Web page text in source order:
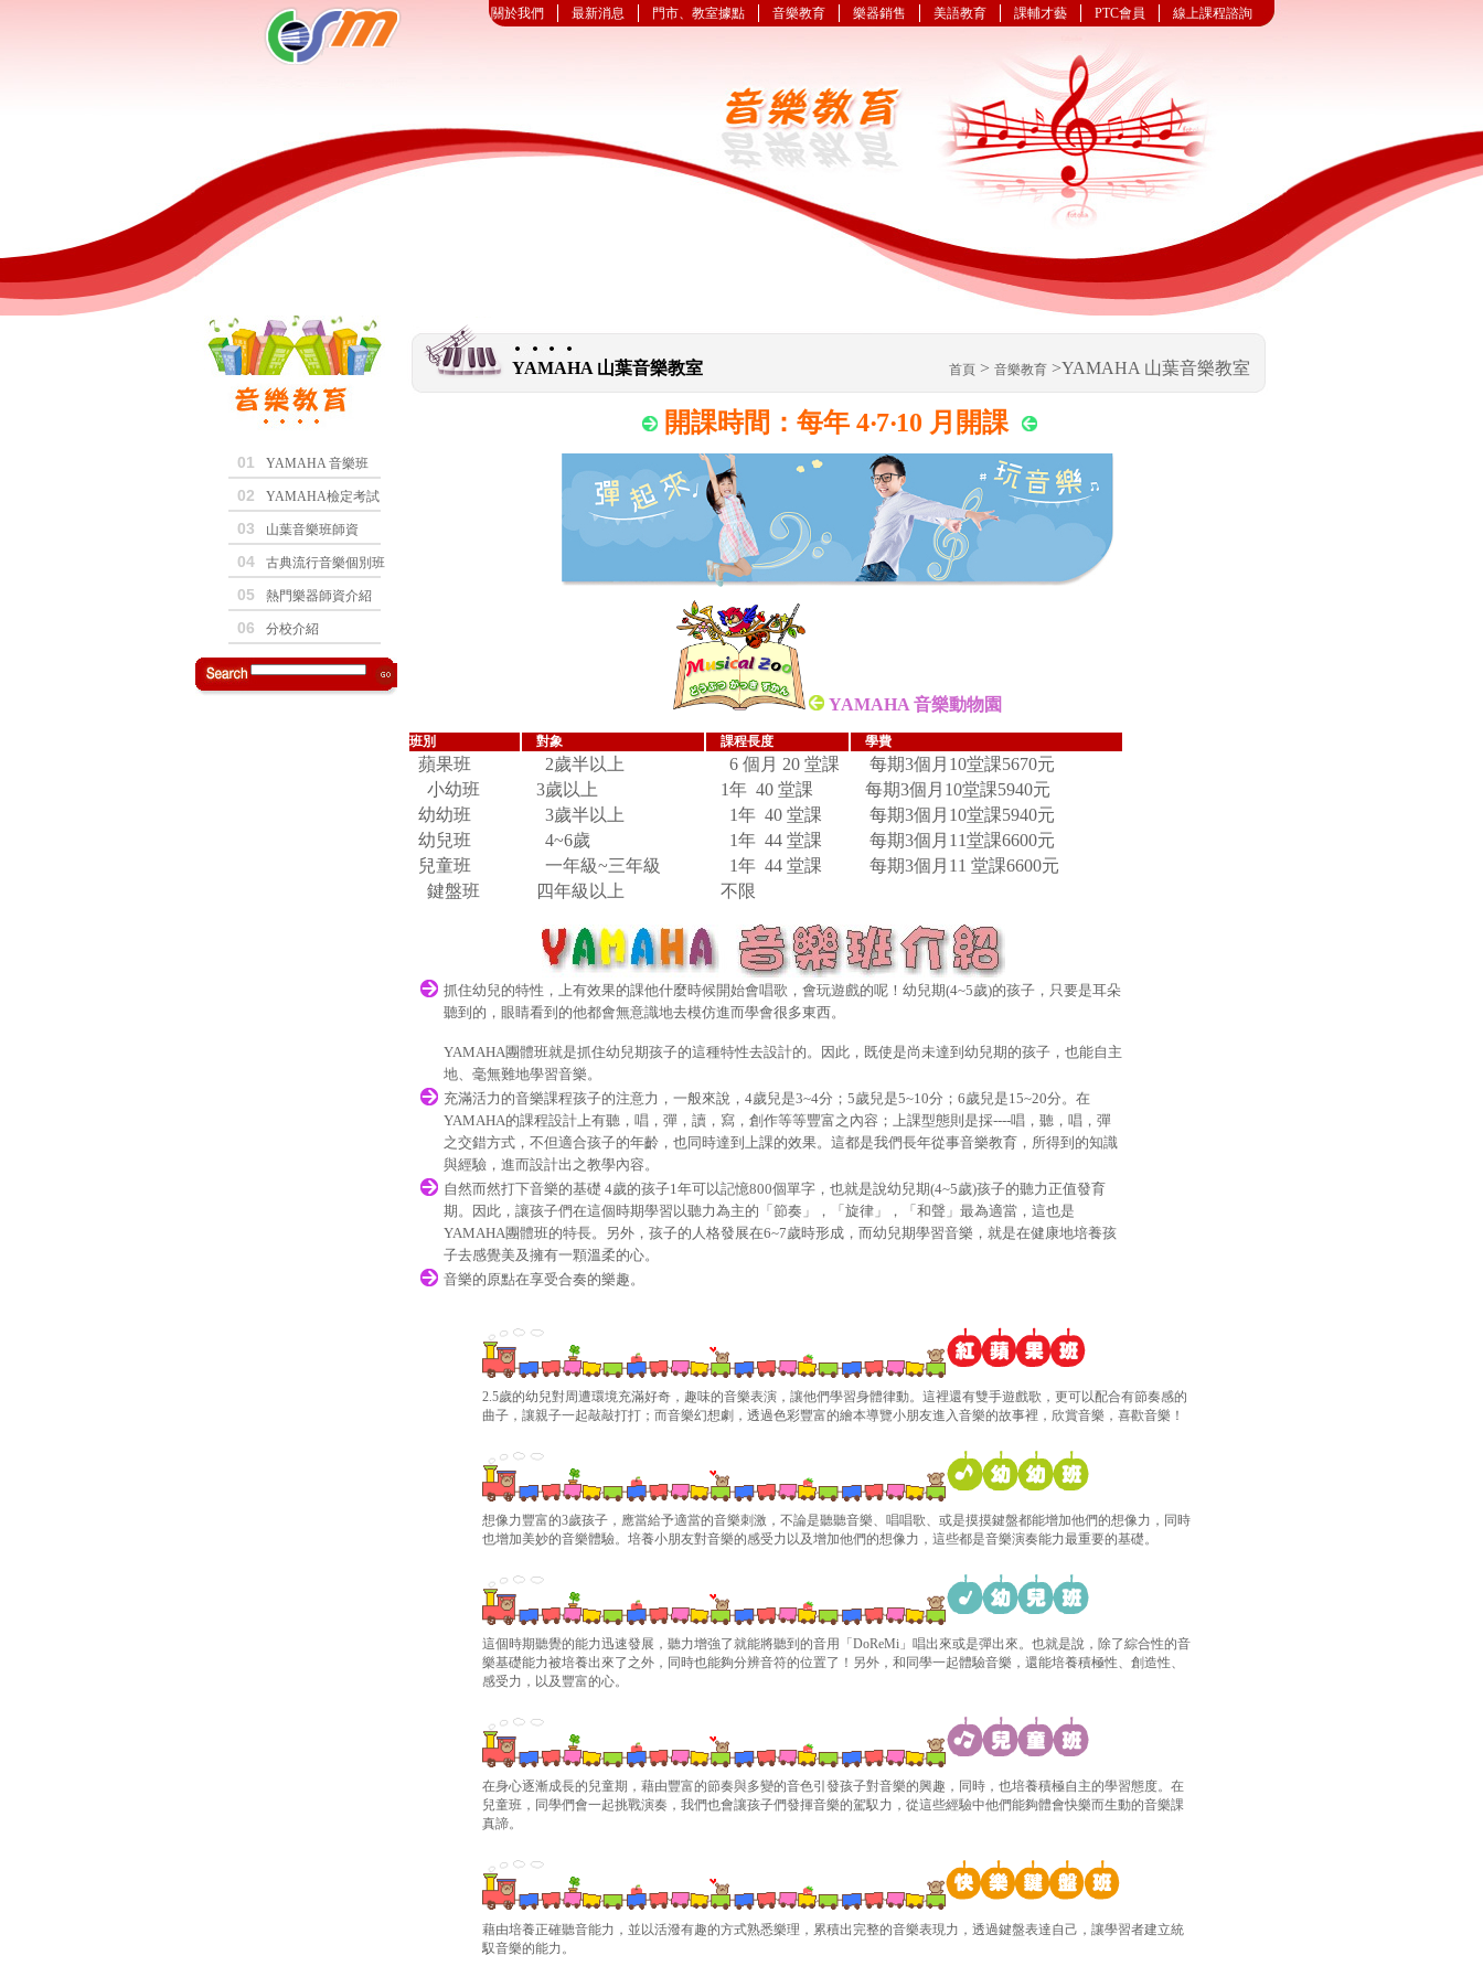
關於我們 最新消息 門市、教室據點 音樂教育 樂器銷售 美語教育 課輔才藝 PTC會員 線上課程諮詢
01 YAMAHA 音樂班
02 YAMAHA檢定考試
03 山葉音樂班師資
04 古典流行音樂個別班
05 熱門樂器師資介紹
06 分校介紹
YAMAHA 山葉音樂教室 首頁 > 音樂教育 >YAMAHA 山葉音樂教室
開課時間：每年 4‧7‧10 月開課
YAMAHA 音樂動物園
班別 對象 課程長度 學費
蘋果班 2歲半以上 6 個月 20 堂課
每期3個月10堂課5670元
小幼班
3歲以上 1年 40 堂課
每期3個月10堂課5940元
幼幼班
3歲半以上 1年 40 堂課
每期3個月10堂課5940元
幼兒班
4~6歲 1年 44 堂課
每期3個月11堂課6600元
兒童班
一年級~三年級 1年 44 堂課
每期3個月11 堂課6600元
鍵盤班
四年級以上 不限
抓住幼兒的特性，上有效果的課他什麼時候開始會唱歌，會玩遊戲的呢！幼兒期(4~5歲)的孩子，只要是耳朵
聽到的，眼睛看到的他都會無意識地去模仿進而學會很多東西。
YAMAHA團體班就是抓住幼兒期孩子的這種特性去設計的。因此，既使是尚未達到幼兒期的孩子，也能自主
地、毫無難地學習音樂。
充滿活力的音樂課程孩子的注意力，一般來說， 4歲兒是3~4分； 5歲兒是5~10分； 6歲兒是15~20分。在
YAMAHA的課程設計上有聽，唱，彈，讀，寫，創作等等豐富之內容；上課型態則是採----唱，聽，唱，彈
之交錯方式，不但適合孩子的年齡，也同時達到上課的效果。這都是我們長年從事音樂教育，所得到的知識
與經驗，進而設計出之教學內容。
自然而然打下音樂的基礎 4歲的孩子1年可以記憶800個單字，也就是說幼兒期(4~5歲)孩子的聽力正值發育
期。因此，讓孩子們在這個時期學習以聽力為主的「節奏」，「旋律」，「和聲」最為適當，這也是
YAMAHA團體班的特長。另外，孩子的人格發展在6~7歲時形成，而幼兒期學習音樂，就是在健康地培養孩
子去感覺美及擁有一顆溫柔的心。
音樂的原點在享受合奏的樂趣。
2.5歲的幼兒對周遭環境充滿好奇，趣味的音樂表演，讓他們學習身體律動。這裡還有雙手遊戲歌，更可以配合有節奏感的
曲子，讓親子一起敲敲打打；而音樂幻想劇，透過色彩豐富的繪本導覽小朋友進入音樂的故事裡，欣賞音樂，喜歡音樂！
想像力豐富的3歲孩子，應當給予適當的音樂刺激，不論是聽聽音樂、唱唱歌、或是摸摸鍵盤都能增加他們的想像力，同時
也增加美妙的音樂體驗。培養小朋友對音樂的感受力以及增加他們的想像力，這些都是音樂演奏能力最重要的基礎。
這個時期聽覺的能力迅速發展，聽力增強了就能將聽到的音用「DoReMi」唱出來或是彈出來。也就是說，除了綜合性的音
樂基礎能力被培養出來了之外，同時也能夠分辨音符的位置了！另外，和同學一起體驗音樂，還能培養積極性、創造性、
感受力，以及豐富的心。
在身心逐漸成長的兒童期，藉由豐富的節奏與多變的音色引發孩子對音樂的興趣，同時，也培養積極自主的學習態度。在
兒童班，同學們會一起挑戰演奏，我們也會讓孩子們發揮音樂的駕馭力，從這些經驗中他們能夠體會快樂而生動的音樂課
真諦。
藉由培養正確聽音能力，並以活潑有趣的方式熟悉樂理，累積出完整的音樂表現力，透過鍵盤表達自己，讓學習者建立統
馭音樂的能力。